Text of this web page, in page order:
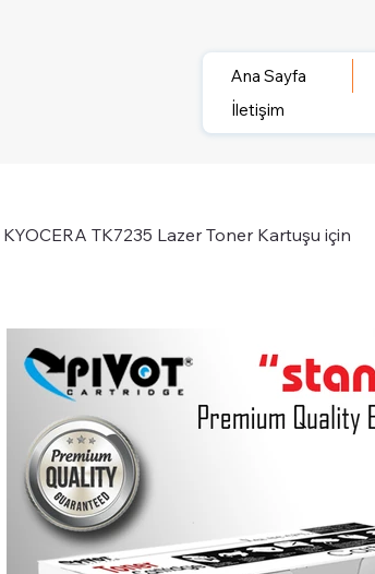
Ana Sayfa
İletişim
KYOCERA TK7235 Lazer Toner Kartuşu için